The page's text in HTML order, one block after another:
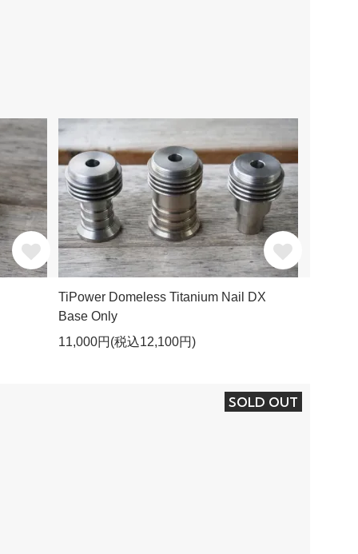
TiPower Domeless Titanium Nail DX
Base Only
11,000円(税込12,100円)
SOLD OUT